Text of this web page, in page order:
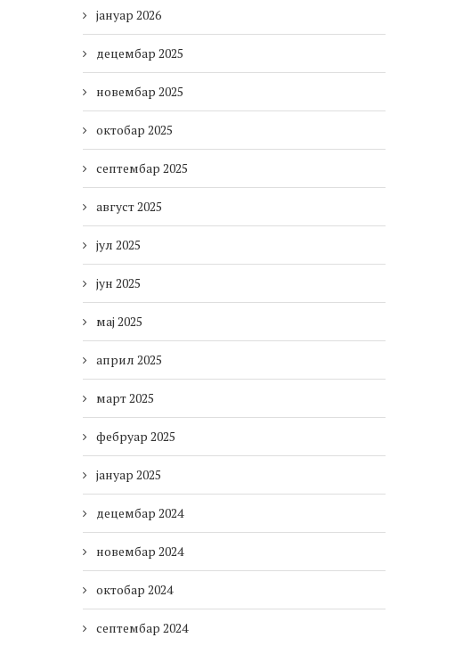
јануар 2026
децембар 2025
новембар 2025
октобар 2025
септембар 2025
август 2025
јул 2025
јун 2025
мај 2025
април 2025
март 2025
фебруар 2025
јануар 2025
децембар 2024
новембар 2024
октобар 2024
септембар 2024